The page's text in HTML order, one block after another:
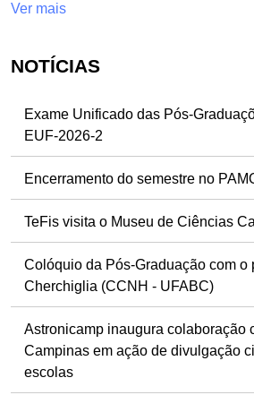
Ver mais
NOTÍCIAS
Exame Unificado das Pós-
EUF-2026-2
Encerramento do semestre no
TeFis visita o Museu de Ciências
Colóquio da Pós-Graduação com o
Cherchiglia (CCNH - UFABC)
Astronicamp inaugura colaboração
Campinas em ação de divulgação
escolas